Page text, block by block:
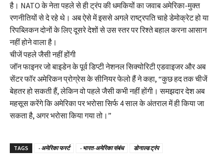
है। NATO के नेता पहले से ही ट्रंप की धमकियों का जवाब अमेरिका-मुक्त
रणनीतियों से दे रहे थे। अब ऐसे में इससे अगले राष्ट्रपति चाहे डेमोक्रेट हो या
रिपब्लिकन दोनों के लिए दूसरे देशों से उस स्तर पर रिश्ते बहाल करना आसान
नहीं होने वाला है।
चीजें पहले जैसी नहीं होंगी
जॉन फाइनर जो बाइडेन के पूर्व डिप्टी नेशनल सिक्योरिटी एडवाइजर और अब
सेंटर फॉर अमेरिकन प्रोग्रेस के सीनियर फेलो हैं ने कहा, “कुछ हद तक चीजें
बेहतर हो सकती हैं, लेकिन वो पहले जैसी कभी नहीं होंगी। समझदार देश अब
महसूस करेंगे कि अमेरिका पर भरोसा सिर्फ 4 साल के अंतराल में ही किया जा
सकता है, अगर भरोसा किया गया तो।”
TAGS - अमेरिका फर्स्ट - भारत-अमेरिका संबंध डोनाल्ड ट्रंप